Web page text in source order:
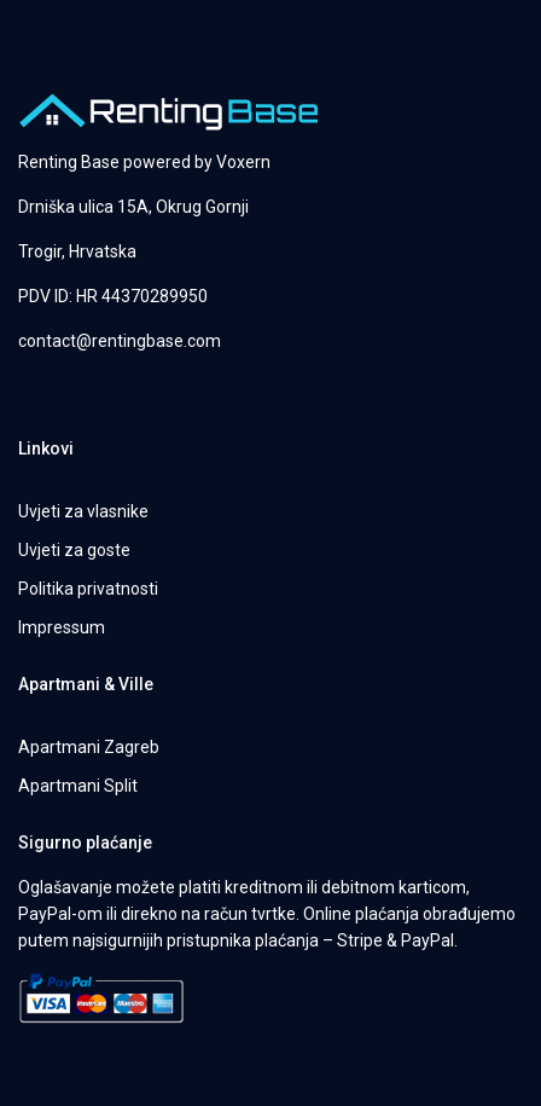
Renting Base powered byVoxern
Drniška ulica 15A, Okrug Gornji
Trogir, Hrvatska
PDV ID: HR 44370289950
contact@rentingbase.com
Linkovi
Uvjeti za vlasnike
Uvjeti za goste
Politika privatnosti
Impressum
Apartmani & Ville
Apartmani Zagreb
Apartmani Split
Sigurno plaćanje
Oglašavanje možete platiti kreditnom ili debitnom karticom,
PayPal-om ili direkno na račun tvrtke. Online plaćanja obrađujemo
putem najsigurnijih pristupnika plaćanja – Stripe & PayPal.